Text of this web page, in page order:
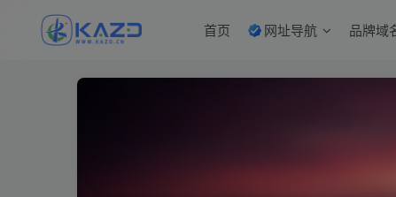
首页 网址导航 品牌域